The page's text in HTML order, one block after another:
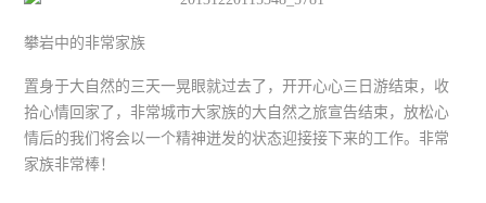
攀岩中的非常家族
置身于大自然的三天一晃眼就过去了，开开心心三日游结束，收
拾心情回家了，非常城市大家族的大自然之旅宣告结束，放松心
情后的我们将会以一个精神迸发的状态迎接接下来的工作。非常
家族非常棒！